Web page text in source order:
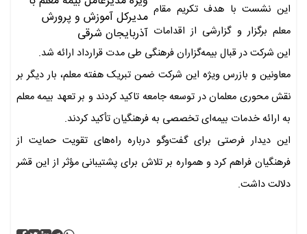
این نشست با هدف تکریم مقام
معلم برگزار و گزارشی از اقدامات
این شرکت در قبال بیمه‌گزاران فرهنگی طی مدت قرارداد ارائه شد.
معاونین و بازرس ویژه این شرکت ضمن تبریک هفته معلم، بار دیگر بر
نقش محوری معلمان در توسعه جامعه تاکید کردند و بر تعهد بیمه معلم
به ارائه خدمات بیمه‌ای تخصصی به فرهنگیان تأکید کردند.
این دیدار فرصتی برای گفت‌وگو درباره راه‌های تقویت حمایت از
فرهنگیان فراهم کرد و همواره بر تلاش برای پشتیبانی مؤثر از این قشر
دلالت داشت.